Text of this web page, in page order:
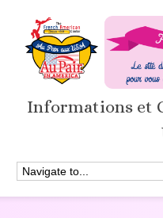
Informations et